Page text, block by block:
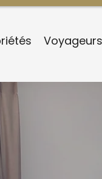
Voyageurs